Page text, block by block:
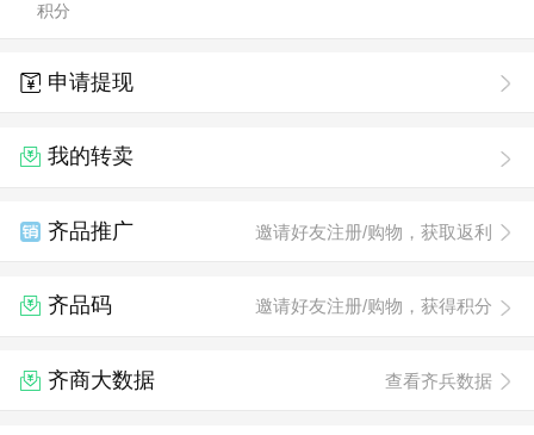
积分
申请提现
我的转卖
齐品推广 邀请好友注册/购物，获取返利
齐品码 邀请好友注册/购物，获得积分
齐商大数据 查看齐兵数据